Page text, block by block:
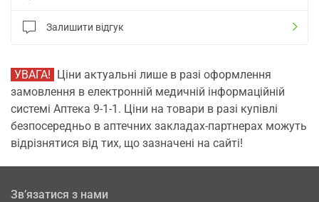
Залишити відгук
УВАГА! Ціни актуальні лише в разі оформлення
замовлення в електронній медичній інформаційній
системі Аптека 9-1-1. Ціни на товари в разі купівлі
безпосередньо в аптечних закладах-партнерах можуть
відрізнятися від тих, що зазначені на сайті!
Зв’язатися з нами